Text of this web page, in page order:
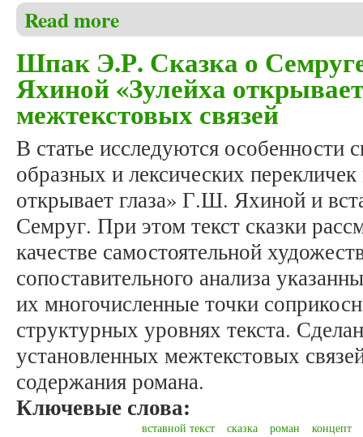
Read more
Шпак Э.Р. Сказка о
Яхиной «Зулейха
межтекстовых связей
В статье исследуются
образных и лексических
открывает глаза» Г.Ш. Яхиной и
Семруг. При этом текст сказки
качестве самостоятельной
сопоставительного анализа
их многочисленные точки
структурных уровнях текста.
установленных межтекстовых
содержания романа.
Ключевые слова:
вставной текст сказка роман концепт